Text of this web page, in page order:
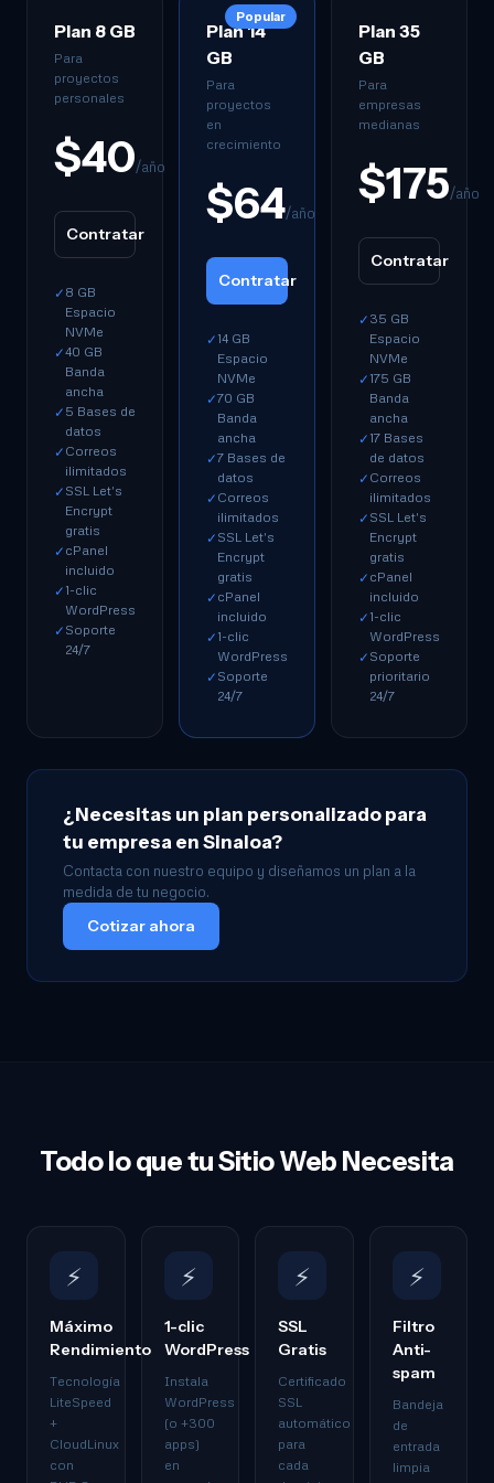
Plan 8 GB
Para
proyectos
personales
$40/año
Contratar
✓ 8 GB
Espacio
NVMe
✓40 GB
Banda
ancha
✓ 5 Bases de
datos
✓ Correos
ilimitados
✓ SSL Let's
Encrypt
gratis
✓ cPanel
incluido
✓ 1-clic
WordPress
✓ Soporte
24/7
Popular
Plan 14
GB
Para
proyectos
en
crecimiento
$64/año
Contratar
✓ 14 GB
Espacio
NVMe
✓70 GB
Banda
ancha
✓7 Bases de
datos
✓ Correos
ilimitados
✓ SSL Let's
Encrypt
gratis
✓ cPanel
incluido
✓ 1-clic
WordPress
✓ Soporte
24/7
Plan 35
GB
Para
empresas
medianas
$175/año
Contratar
✓ 35 GB
Espacio
NVMe
✓ 175 GB
Banda
ancha
✓ 17 Bases
de datos
✓ Correos
ilimitados
✓ SSL Let's
Encrypt
gratis
✓ cPanel
incluido
✓ 1-clic
WordPress
✓ Soporte
prioritario
24/7
¿Necesitas un plan personalizado para
tu empresa en Sinaloa?
Contacta con nuestro equipo y diseñamos un plan a la
medida de tu negocio.
Cotizar ahora
Todo lo que tu Sitio Web Necesita
⚡
Máximo
Rendimiento
Tecnología
LiteSpeed
+
CloudLinux
con
⚡
1-clic
WordPress
Instala
WordPress
(o +300
apps)
en
⚡
SSL
Gratis
Certificado
SSL
automático
para
cada
⚡
Filtro
Anti-
spam
Bandeja
de
entrada
limpia